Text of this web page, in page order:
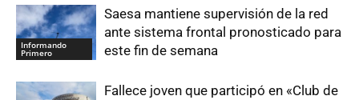
Informando
Primero
Saesa mantiene supervisión de la red
ante sistema frontal pronosticado para
este fin de semana
Fallece joven que participó en «Club de